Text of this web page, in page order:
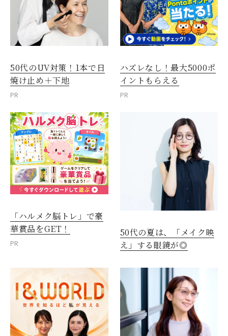
50代のUV対策！1本で日
焼け止め＋下地
PR
ハズレなし！最大5000ポ
イントもらえる
PR
「ハルメク脳トレ」で豪
華賞品をGET！
PR
50代の夏は、「メイク映
え」する眼鏡が◎